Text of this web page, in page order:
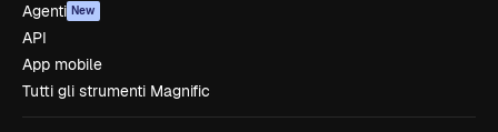
Agenti New
API
App mobile
Tutti gli strumenti Magnific